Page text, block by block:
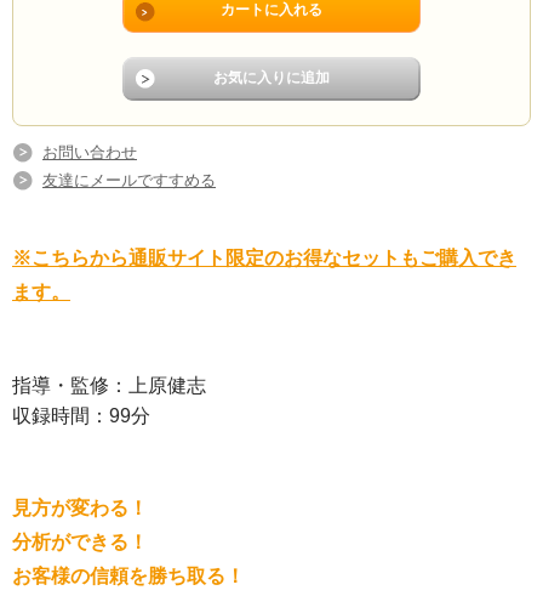
お問い合わせ
友達にメールですすめる
※こちらから通販サイト限定のお得なセットもご購入でき
ます。
指導・監修：上原健志
収録時間：99分
見方が変わる！
分析ができる！
お客様の信頼を勝ち取る！